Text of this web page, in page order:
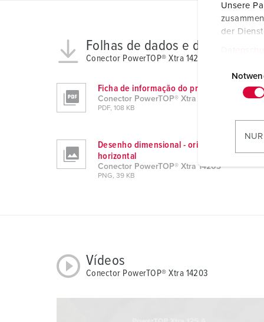
Unsere
der
s
Folhas de dados e downloads
Conector PowerTOP® Xtra 14203
Ficha de informação do produto
Conector PowerTOP® Xtra 14203
PDF, 108 KB
Desenho dimensional - orientação
horizontal
Conector PowerTOP® Xtra 14203
PNG, 39 KB
Vídeos
Conector PowerTOP® Xtra 14203